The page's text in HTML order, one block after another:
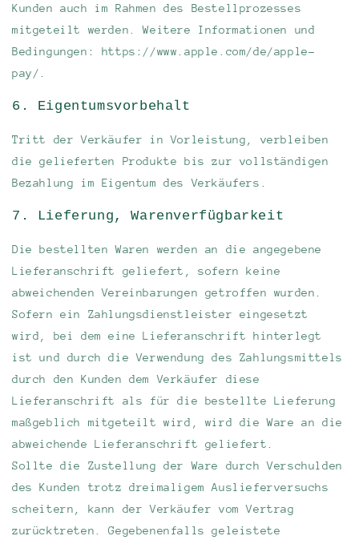
Kunden auch im Rahmen des Bestellprozesses
mitgeteilt werden. Weitere Informationen und
Bedingungen: https://www.apple.com/de/apple-
pay/.
6. Eigentumsvorbehalt
Tritt der Verkäufer in Vorleistung, verbleiben
die gelieferten Produkte bis zur vollständigen
Bezahlung im Eigentum des Verkäufers.
7. Lieferung, Warenverfügbarkeit
Die bestellten Waren werden an die angegebene
Lieferanschrift geliefert, sofern keine
abweichenden Vereinbarungen getroffen wurden.
Sofern ein Zahlungsdienstleister eingesetzt
wird, bei dem eine Lieferanschrift hinterlegt
ist und durch die Verwendung des Zahlungsmittels
durch den Kunden dem Verkäufer diese
Lieferanschrift als für die bestellte Lieferung
maßgeblich mitgeteilt wird, wird die Ware an die
abweichende Lieferanschrift geliefert.
Sollte die Zustellung der Ware durch Verschulden
des Kunden trotz dreimaligem Auslieferversuchs
scheitern, kann der Verkäufer vom Vertrag
zurücktreten. Gegebenenfalls geleistete